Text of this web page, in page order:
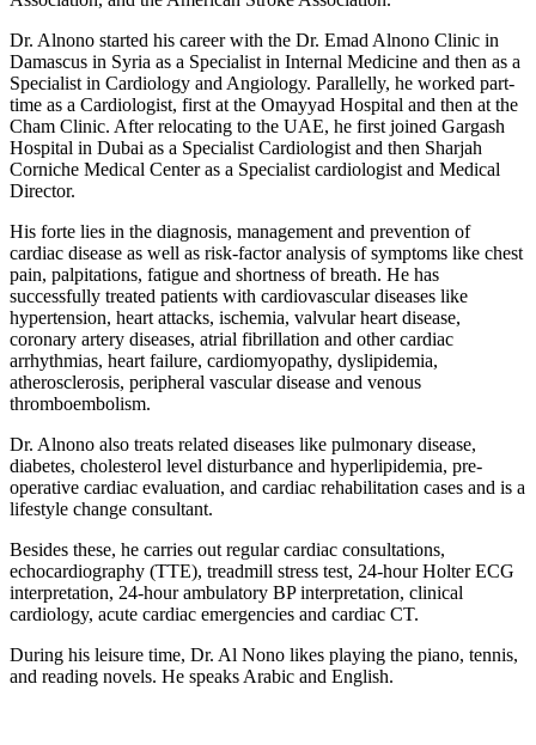
Dr. Alnono started his career with the Dr. Emad Alnono Clinic in
Damascus in Syria as a Specialist in Internal Medicine and then as a
Specialist in Cardiology and Angiology. Parallelly, he worked part-
time as a Cardiologist, first at the Omayyad Hospital and then at the
Cham Clinic. After relocating to the UAE, he first joined Gargash
Hospital in Dubai as a Specialist Cardiologist and then Sharjah
Corniche Medical Center as a Specialist cardiologist and Medical
Director.
His forte lies in the diagnosis, management and prevention of
cardiac disease as well as risk-factor analysis of symptoms like chest
pain, palpitations, fatigue and shortness of breath. He has
successfully treated patients with cardiovascular diseases like
hypertension, heart attacks, ischemia, valvular heart disease,
coronary artery diseases, atrial fibrillation and other cardiac
arrhythmias, heart failure, cardiomyopathy, dyslipidemia,
atherosclerosis, peripheral vascular disease and venous
thromboembolism.
Dr. Alnono also treats related diseases like pulmonary disease,
diabetes, cholesterol level disturbance and hyperlipidemia, pre-
operative cardiac evaluation, and cardiac rehabilitation cases and is a
lifestyle change consultant.
Besides these, he carries out regular cardiac consultations,
echocardiography (TTE), treadmill stress test, 24-hour Holter ECG
interpretation, 24-hour ambulatory BP interpretation, clinical
cardiology, acute cardiac emergencies and cardiac CT.
During his leisure time, Dr. Al Nono likes playing the piano, tennis,
and reading novels. He speaks Arabic and English.